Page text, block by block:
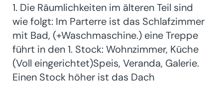
1. Die Räumlichkeiten im älteren Teil sind
wie folgt: Im Parterre ist das Schlafzimmer
mit Bad, (+Waschmaschine.) eine Treppe
führt in den 1. Stock: Wohnzimmer, Küche
(Voll eingerichtet)Speis, Veranda, Galerie.
Einen Stock höher ist das Dach